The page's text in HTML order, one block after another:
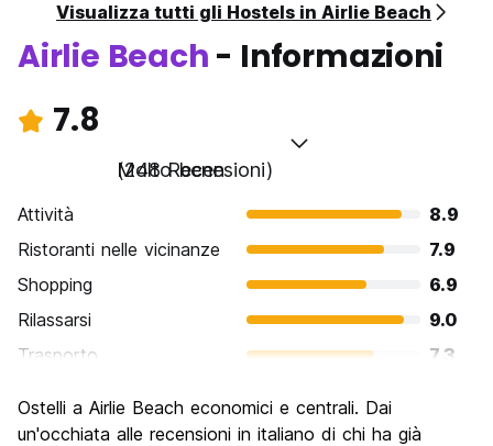
Visualizza tutti gli Hostels in Airlie Beach
Airlie Beach - Informazioni
7.8
Molto bene
(248 Recensioni)
Attività
8.9
Ristoranti nelle vicinanze
7.9
Shopping
6.9
Rilassarsi
9.0
Trasporto
7.3
Luoghi di interesse culturale
Ostelli a Airlie Beach economici e centrali. Dai
un'occhiata alle recensioni in italiano di chi ha già